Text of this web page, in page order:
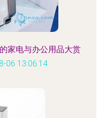
家电与办公用品大赏
06 13:06:14